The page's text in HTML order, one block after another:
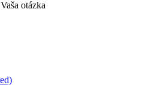
Vaša otázka